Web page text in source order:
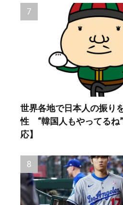
世界各地で日本人の振り
性 “韓国人もやってる
応】